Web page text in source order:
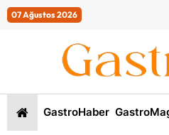
07 Ağustos 2026
GastroHaber